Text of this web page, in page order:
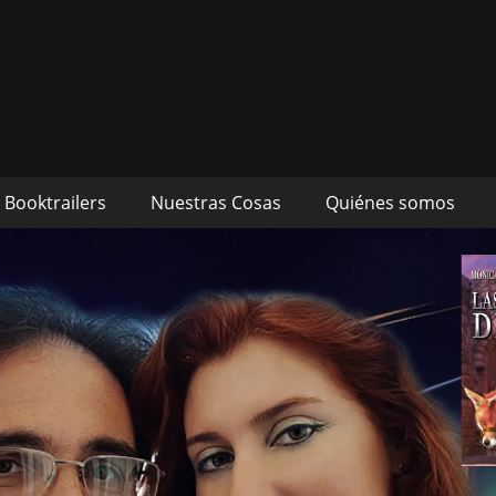
autores Mónica Cueto
Booktrailers Nuestras Cosas Quiénes somos